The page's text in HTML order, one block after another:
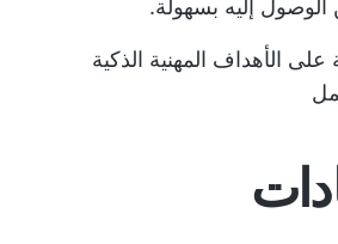
الوصول إليه بسهولة.
على الأهداف المهنية الذكية